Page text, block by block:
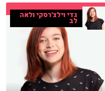
גדי וילצ'רסקי ולאה
לב